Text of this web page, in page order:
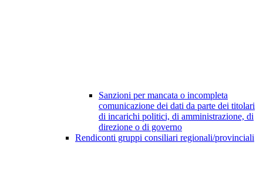
Sanzioni per mancata o incompleta
comunicazione dei dati da parte dei titolari
di incarichi politici, di amministrazione, di
direzione o di governo
Rendiconti gruppi consiliari regionali/provinciali